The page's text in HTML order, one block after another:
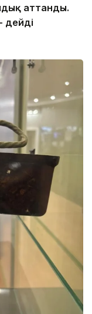
аттанды.
дейді